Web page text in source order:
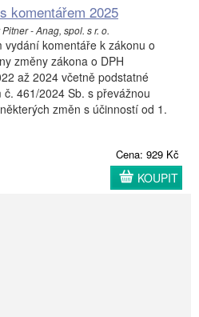
komentářem 2025
- Anag, spol. s r. o.
komentáře k zákonu o
změny zákona o DPH
až 2024 včetně podstatné
461/2024 Sb. s převážnou
změn s účinností od 1.
Cena: 929 Kč
KOUPIT